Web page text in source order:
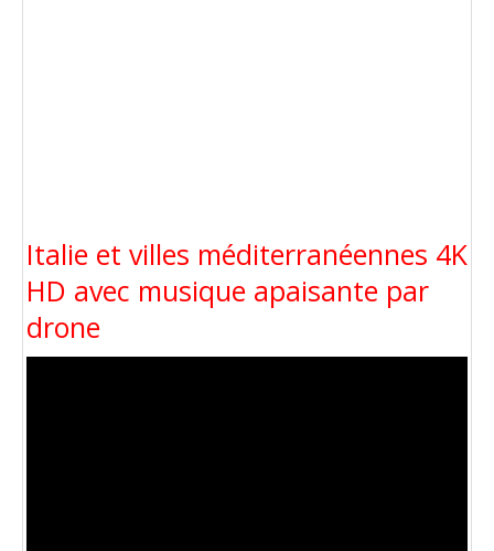
Italie et villes méditerranéennes 4K
HD avec musique apaisante par
drone